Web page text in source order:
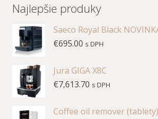
Najlepšie produky
Saeco Royal Black
€695.00 s DPH
Jura GIGA X8C
€7,613.70 s DPH
Coffee oil remover (tablety)